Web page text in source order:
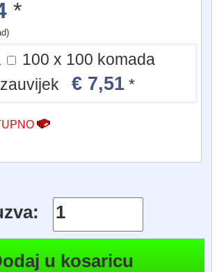
*
100 x 100 komada
zauvijek€ 7,51 *